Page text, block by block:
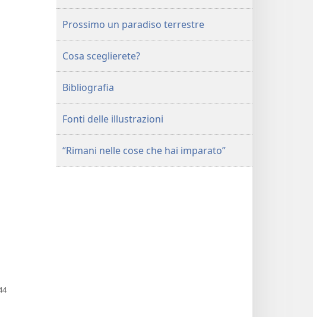
Prossimo un paradiso terrestre
Cosa sceglierete?
Bibliografia
Fonti delle illustrazioni
“Rimani nelle cose che hai imparato”